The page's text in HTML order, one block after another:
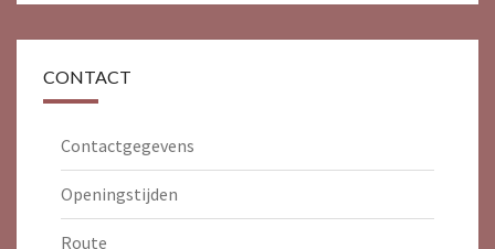
CONTACT
Contactgegevens
Openingstijden
Route